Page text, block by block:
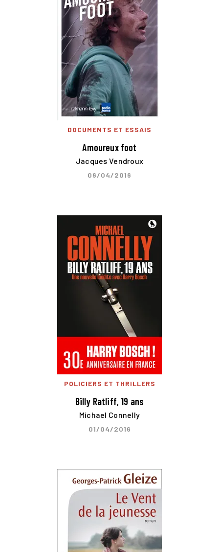
DOCUMENTS ET ESSAIS
Amoureux foot
Jacques Vendroux
06/04/2016
POLICIERS ET THRILLERS
Billy Ratliff, 19 ans
Michael Connelly
01/04/2016